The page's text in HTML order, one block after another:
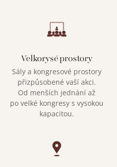
Velkorysé prostory
Sály a kongresové prostory
přizpůsobené vaší akci.
Od menších jednání až
po velké kongresy s vysokou
kapacitou.